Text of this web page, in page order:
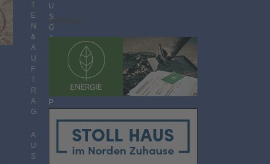
Anzeigen
T
E
N
&
A
U
F
T
R
A
G
A
U
S
U
S
G
A
P